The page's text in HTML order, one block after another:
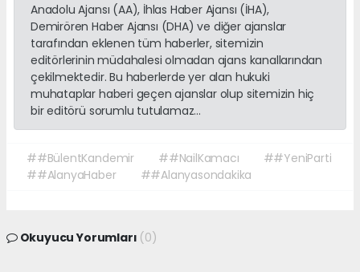
Anadolu Ajansı (AA), İhlas Haber Ajansı (İHA),
Demirören Haber Ajansı (DHA) ve diğer ajanslar
tarafından eklenen tüm haberler, sitemizin
editörlerinin müdahalesi olmadan ajans kanallarından
çekilmektedir. Bu haberlerde yer alan hukuki
muhataplar haberi geçen ajanslar olup sitemizin hiç
bir editörü sorumlu tutulamaz...
##BülentKandemir ##NailKamacı
##YeniParti
##AlanyaHaber
##Alanyasondakika
Okuyucu Yorumları (0)